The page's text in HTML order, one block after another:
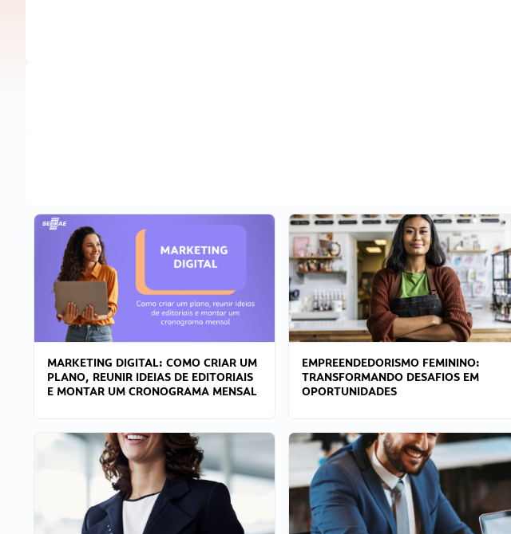
MARKETING DIGITAL: COMO CRIAR UM
PLANO, REUNIR IDEIAS DE EDITORIAIS
E MONTAR UM CRONOGRAMA MENSAL
EMPREENDEDORISMO FEMININO:
TRANSFORMANDO DESAFIOS EM
OPORTUNIDADES